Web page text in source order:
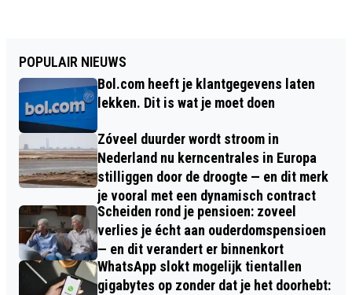
POPULAIR NIEUWS
Bol.com heeft je klantgegevens laten
lekken. Dit is wat je moet doen
Zóveel duurder wordt stroom in
Nederland nu kerncentrales in Europa
stilliggen door de droogte — en dit merk
je vooral met een dynamisch contract
Scheiden rond je pensioen: zoveel
verlies je écht aan ouderdomspensioen
— en dit verandert er binnenkort
WhatsApp slokt mogelijk tientallen
gigabytes op zonder dat je het doorhebt: